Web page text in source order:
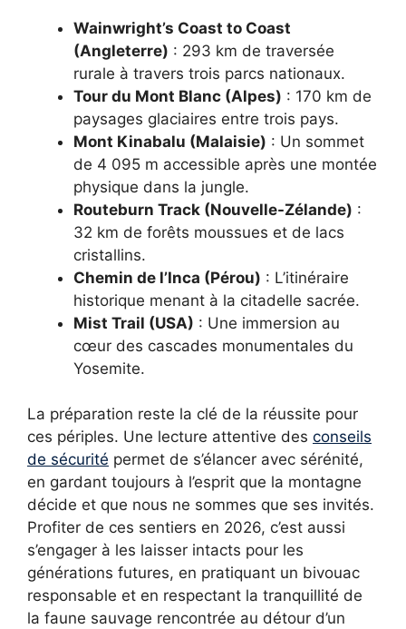
Wainwright’s Coast to Coast
(Angleterre) : 293 km de traversée
rurale à travers trois parcs nationaux.
Tour du Mont Blanc (Alpes) : 170 km de
paysages glaciaires entre trois pays.
Mont Kinabalu (Malaisie) : Un sommet
de 4 095 m accessible après une montée
physique dans la jungle.
Routeburn Track (Nouvelle-Zélande) :
32 km de forêts moussues et de lacs
cristallins.
Chemin de l’Inca (Pérou) : L’itinéraire
historique menant à la citadelle sacrée.
Mist Trail (USA) : Une immersion au
cœur des cascades monumentales du
Yosemite.
La préparation reste la clé de la réussite pour
ces périples. Une lecture attentive des conseils
de sécurité permet de s’élancer avec sérénité,
en gardant toujours à l’esprit que la montagne
décide et que nous ne sommes que ses invités.
Profiter de ces sentiers en 2026, c’est aussi
s’engager à les laisser intacts pour les
générations futures, en pratiquant un bivouac
responsable et en respectant la tranquillité de
la faune sauvage rencontrée au détour d’un